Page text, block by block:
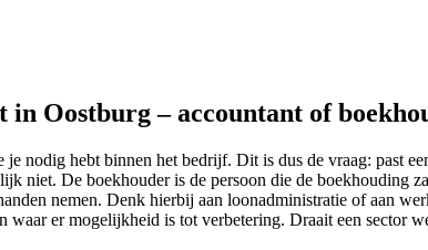
in Oostburg – accountant of
nodig hebt binnen het bedrijf. Dit is dus de vraag: past
niet. De boekhouder is de persoon die de boekhouding
nemen. Denk hierbij aan loonadministratie of aan
waar er mogelijkheid is tot verbetering. Draait een